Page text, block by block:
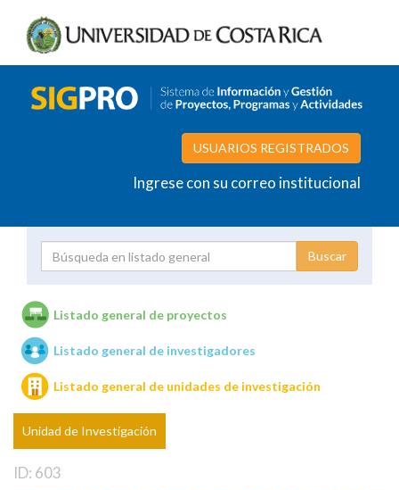
USUARIOS REGISTRADOS
Ingrese con su correo institucional
Unidades de investigación
Listado general de proyectos
Listado general de investigadores
Listado general de unidades de investigación
Unidad de Investigación
ID: 603